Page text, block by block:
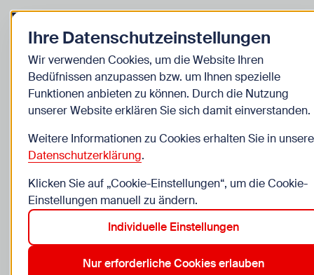
Zurück zur Startseite
Institut für Freizeitpädagogik (IFP)
Wissen, das bewegt -
Impulse für die Jugendarbeit
Das WIENXTRA-Institut für Freizeitpädagogik (kurz:
außerschulischen Kinder- und Jugendarbeit in
Wien. Von Lehrgängen über praxisnahe Seminare
bis hin zu aktuellen Fachimpulsen - hier erweiterst
und vertiefst du dein Wissen zu allen relevanten
Themen für deine Arbeit mit jungen Menschen.
Ihre Datenschutzeinstellungen
Wir verwenden Cookies, um die Website Ihren
Bedüfnissen anzupassen bzw. um Ihnen spezielle
Funktionen anbieten zu können. Durch die Nutzung
unserer Website erklären Sie sich damit einverstanden.
Weitere Informationen zu Cookies erhalten Sie in
Datenschutzerklärung.
Klicken Sie auf „Cookie-Einstellungen“, um die Cookie-
Einstellungen manuell zu ändern.
Individuelle Einstellungen
Nur erforderliche Cookies erlauben